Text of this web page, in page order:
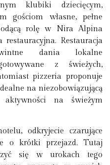
klubiki dziecięcym,
gościom własne, pełne
rolę w Nira Alpina
Restauracja
dania lokalne
z świeżych,
pizzeria proponuje
na niezobowiązującą
na świeżym
odkryjecie czarujące
o krótki przejazd. Tutaj
się w urokach tego